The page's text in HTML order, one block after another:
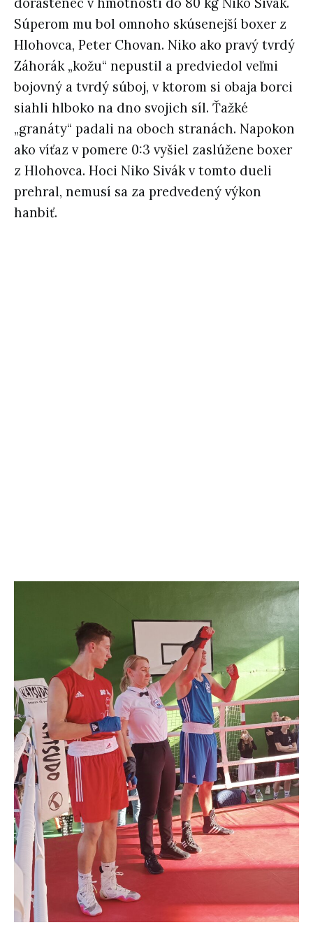
dorastenec v hmotnosti do 80 kg Niko Sivák.
Súperom mu bol omnoho skúsenejší boxer z
Hlohovca, Peter Chovan. Niko ako pravý tvrdý
Záhorák „kožu“ nepustil a predviedol veľmi
bojovný a tvrdý súboj, v ktorom si obaja borci
siahli hlboko na dno svojich síl. Ťažké
„granáty“ padali na oboch stranách. Napokon
ako víťaz v pomere 0:3 vyšiel zaslúžene boxer
z Hlohovca. Hoci Niko Sivák v tomto dueli
prehral, nemusí sa za predvedený výkon
hanbiť.